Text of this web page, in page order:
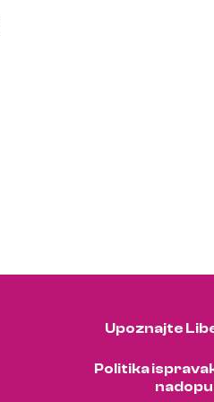
Upoznajte
Politika